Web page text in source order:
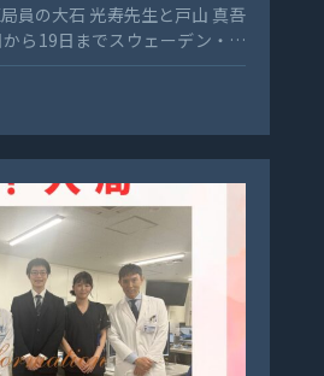
ら19日までスウェーデン・ス
欧州放射線腫瘍学会（ESTRO
。 大石先生の演題は、
of late radiation-induced
and neck cancer using
a prospective study」
評価を用いた頭頸部癌におけ
定量的評価：前向き研究） 戸
term outcomes of carbon-
carcinoma: A
analysis」（肝細胞
療の長期成績：単施設後ろ向
人からのコメントです。 「初
したが、非常に勉強になる、